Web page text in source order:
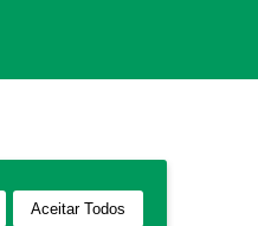
Aceitar Todos